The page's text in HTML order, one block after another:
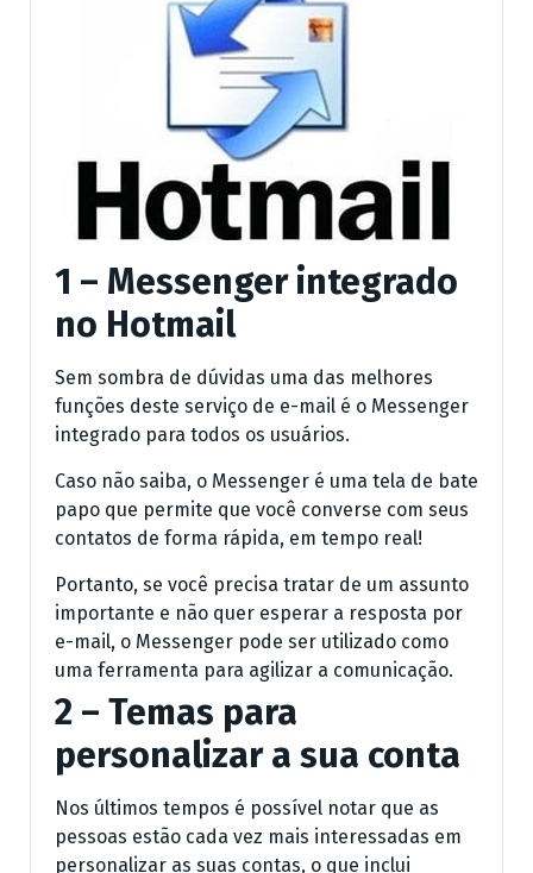
1 – Messenger integrado
no Hotmail
Sem sombra de dúvidas uma das melhores
funções deste serviço de e-mail é o Messenger
integrado para todos os usuários.
Caso não saiba, o Messenger é uma tela de bate
papo que permite que você converse com seus
contatos de forma rápida, em tempo real!
Portanto, se você precisa tratar de um assunto
importante e não quer esperar a resposta por
e-mail, o Messenger pode ser utilizado como
uma ferramenta para agilizar a comunicação.
2 – Temas para
personalizar a sua conta
Nos últimos tempos é possível notar que as
pessoas estão cada vez mais interessadas em
personalizar as suas contas, o que inclui